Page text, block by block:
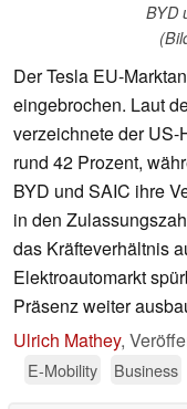
BYD
Der Tesla EU-
eingebrochen. Laut
verzeichnete der
rund 42 Prozent,
BYD und SAIC ihre
in den
das Kräfteverhältnis
Elektroautomarkt
Präsenz weiter
Ulrich Mathey,
E-Mobility Business